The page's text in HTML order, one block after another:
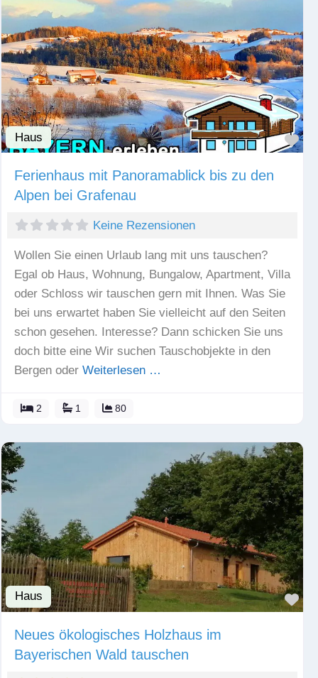
Haus
Ferienhaus mit Panoramablick bis zu den
Alpen bei Grafenau
Keine Rezensionen
Wollen Sie einen Urlaub lang mit uns tauschen?
Egal ob Haus, Wohnung, Bungalow, Apartment, Villa
oder Schloss wir tauschen gern mit Ihnen. Was Sie
bei uns erwartet haben Sie vielleicht auf den Seiten
schon gesehen. Interesse? Dann schicken Sie uns
doch bitte eine Wir suchen Tauschobjekte in den
Bergen oder Weiterlesen …
2 1 80
Haus
Neues ökologisches Holzhaus im
Bayerischen Wald tauschen